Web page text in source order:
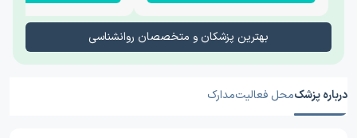
بهترین پزشکان و متخصصان روانشناسی
درباره پزشکمحل فعالیتمدارک